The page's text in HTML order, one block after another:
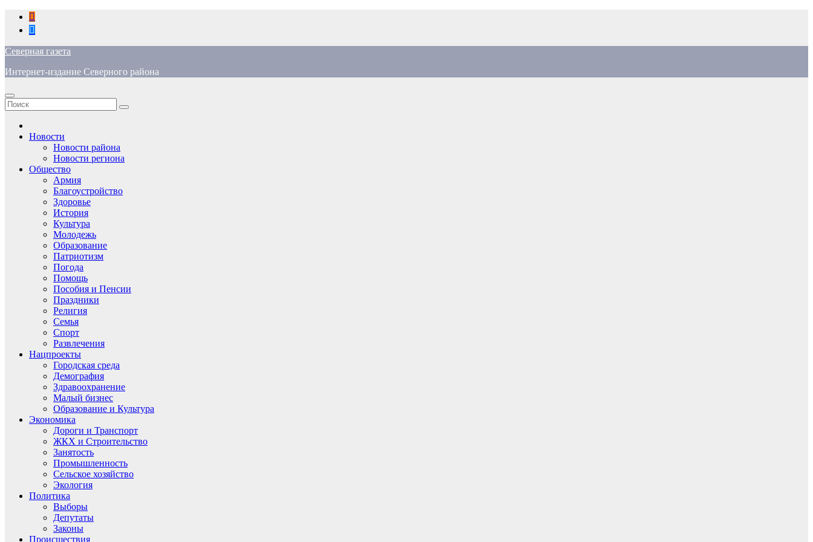
Перейти
содержимому
Северная газета
Интернет-издание Северного района
Новости
Новости района
Новости региона
Общество
Армия
Благоустройство
Здоровье
История
Культура
Молодежь
Образование
Патриотизм
Погода
Помощь
Пособия и Пенсии
Праздники
Религия
Семья
Спорт
Развлечения
Нацпроекты
Городская среда
Демография
Здравоохранение
Малый бизнес
Образование и Культура
Экономика
Дороги и Транспорт
ЖКХ и Строительство
Занятость
Промышленность
Сельское хозяйство
Экология
Политика
Выборы
Депутаты
Законы
Происшествия